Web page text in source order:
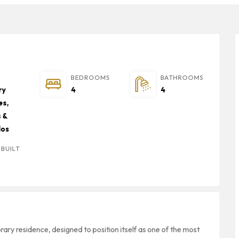
&
BEDROOMS
4
BATHROOMS
4
residence, designed to position itself as one of the most